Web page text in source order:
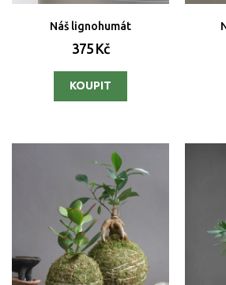
Náš lignohumát
375 Kč